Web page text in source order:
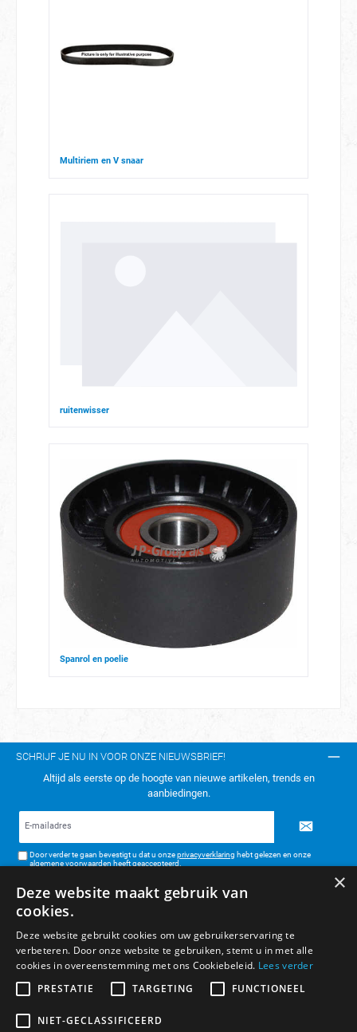
Multiriem en V snaar
ruitenwisser
Spanrol en poelie
SCHRIJF JE NU IN VOOR ONZE NIEUWSBRIEF!
Altijd als eerste op de hoogte van nieuwe artikelen, trends en
aanbiedingen.
Door verder te gaan bevestigt u dat u onzeprivacyverklaring hebt gelezen en onze
algemene voorwaarden heeft geaccepteerd.
TELEFONISCH CONTACT:
ALGEMENE INFORMATIE
BETAAL- & VERZENDMETHODEN
×
Deze website maakt gebruik van
cookies.
Deze website gebruikt cookies om uw gebruikerservaring te
verbeteren. Door onze website te gebruiken, stemt u in met alle
cookies in overeenstemming met ons Cookiebeleid. Lees verder
PRESTATIE
TARGETING FUNCTIONEEL
NIET-GECLASSIFICEERD